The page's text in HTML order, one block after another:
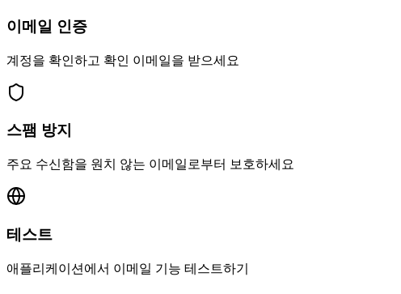
이메일 인증
계정을 확인하고 확인 이메일을 받으세요
스팸 방지
주요 수신함을 원치 않는 이메일로부터 보호하세요
테스트
애플리케이션에서 이메일 기능 테스트하기